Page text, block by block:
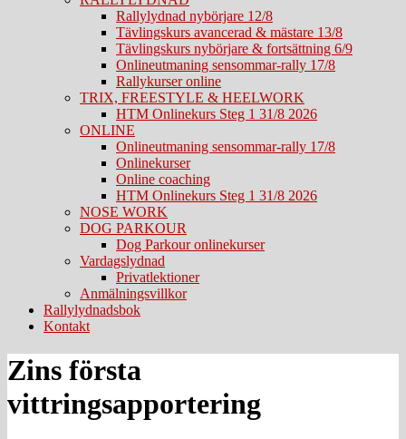
Rallylydnad nybörjare 12/8
Tävlingskurs avancerad & mästare 13/8
Tävlingskurs nybörjare & fortsättning 6/9
Onlineutmaning sensommar-rally 17/8
Rallykurser online
TRIX, FREESTYLE & HEELWORK
HTM Onlinekurs Steg 1 31/8 2026
ONLINE
Onlineutmaning sensommar-rally 17/8
Onlinekurser
Online coaching
HTM Onlinekurs Steg 1 31/8 2026
NOSE WORK
DOG PARKOUR
Dog Parkour onlinekurser
Vardagslydnad
Privatlektioner
Anmälningsvillkor
Rallylydnadsbok
Kontakt
Zins första
vittringsapportering